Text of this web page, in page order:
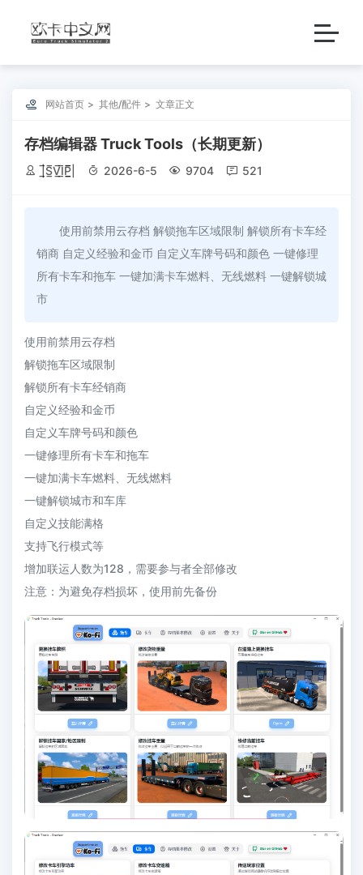
 网站首页 其他/配件 文章正文
存档编辑器 Truck Tools（长期更新）
 |̲̅S̲̅V̲̅I̲̅P̲̲̅̅|  2026-6-5  9704  521
使用前禁用云存档 解锁拖车区域限制 解锁所有卡车经
销商 自定义经验和金币 自定义车牌号码和颜色 一键修理
所有卡车和拖车 一键加满卡车燃料、无线燃料 一键解锁城
市
使用前禁用云存档
解锁拖车区域限制
解锁所有卡车经销商
自定义经验和金币
自定义车牌号码和颜色
一键修理所有卡车和拖车
一键加满卡车燃料、无线燃料
一键解锁城市和车库
自定义技能满格
支持飞行模式等
增加联运人数为128，需要参与者全部修改
注意：为避免存档损坏，使用前先备份